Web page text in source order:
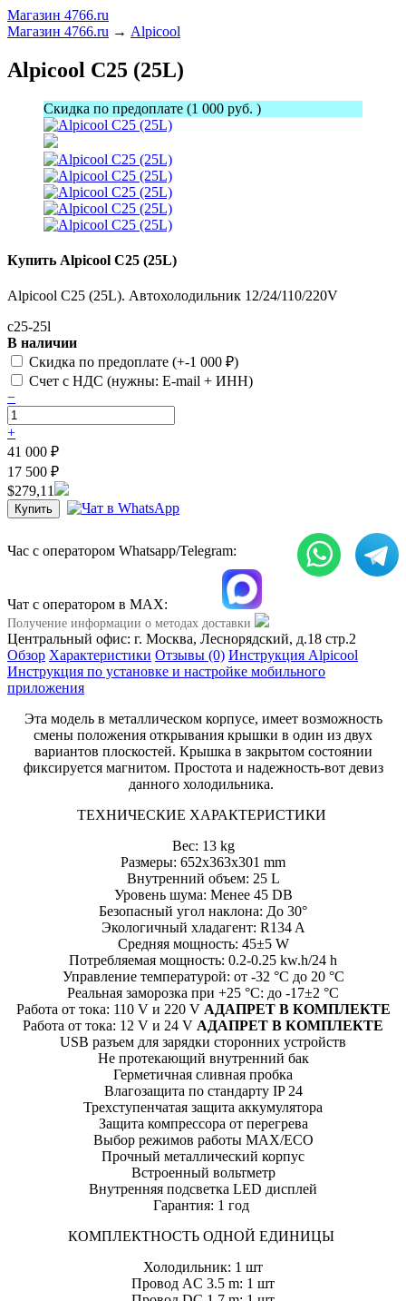
Магазин 4766.ru
Магазин 4766.ru → Alpicool
Alpicool C25 (25L)
Скидка по предоплате (1 000 руб. )
Купить Alpicool C25 (25L)
Alpicool C25 (25L). Автохолодильник 12/24/110/220V
c25-25l
В наличии
Скидка по предоплате (+-1 000 ₽)
Счет c НДС (нужны: E-mail + ИНН)
−
+
41 000 ₽
17 500 ₽
$279,11
Час с оператором Whatsapp/Telegram:
Чат с оператором в МАХ:
Получение информации о методах доставки
Центральный офис: г. Москва, Леснорядский, д.18 стр.2
Обзор Характеристики Отзывы (0) Инструкция Alpicool
Инструкция по установке и настройке мобильного
приложения
Эта модель в металлическом корпусе, имеет возможность
смены положения открывания крышки в один из двух
вариантов плоскостей. Крышка в закрытом состоянии
фиксируется магнитом. Простота и надежность-вот девиз
данного холодильника.
ТЕХНИЧЕСКИЕ ХАРАКТЕРИСТИКИ
Вес: 13 kg
Размеры: 652x363x301 mm
Внутренний объем: 25 L
Уровень шума: Менее 45 DB
Безопасный угол наклона: До 30°
Экологичный хладагент: R134 A
Средняя мощность: 45±5 W
Потребляемая мощность: 0.2-0.25 kw.h/24 h
Управление температурой: от -32 °С до 20 °С
Реальная заморозка при +25 °C: до -17±2 °С
Работа от тока: 110 V и 220 V АДАПРЕТ В КОМПЛЕКТЕ
Работа от тока: 12 V и 24 V АДАПРЕТ В КОМПЛЕКТЕ
USB разъем для зарядки сторонних устройств
Не протекающий внутренний бак
Герметичная сливная пробка
Влагозащита по стандарту IP 24
Трехступенчатая защита аккумулятора
Защита компрессора от перегрева
Выбор режимов работы MAX/ECO
Прочный металлический корпус
Встроенный вольтметр
Внутренняя подсветка LED дисплей
Гарантия: 1 год
КОМПЛЕКТНОСТЬ ОДНОЙ ЕДИНИЦЫ
Холодильник: 1 шт
Провод AC 3.5 m: 1 шт